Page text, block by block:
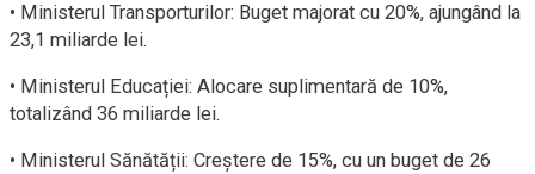
• Ministerul Transporturilor: Buget majorat cu 20%, ajungând la
23,1 miliarde lei.
• Ministerul Educației: Alocare suplimentară de 10%,
totalizând 36 miliarde lei.
• Ministerul Sănătății: Creștere de 15%, cu un buget de 26